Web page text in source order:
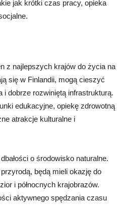
jak krótki czas pracy, opieka
z najlepszych krajów do życia na
się w Finlandii, mogą cieszyć
dobrze rozwiniętą infrastrukturą.
edukacyjne, opiekę zdrowotną
atrakcje kulturalne i
o środowisko naturalne.
będą mieli okazję do
i północnych krajobrazów.
aktywnego spędzania czasu